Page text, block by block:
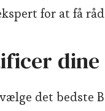
for at få
dine
det bedste